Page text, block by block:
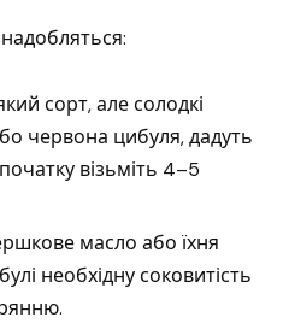
сорт, але солодкі
червона цибуля, дадуть
візьміть 4–5
масло або їхня
необхідну соковитість